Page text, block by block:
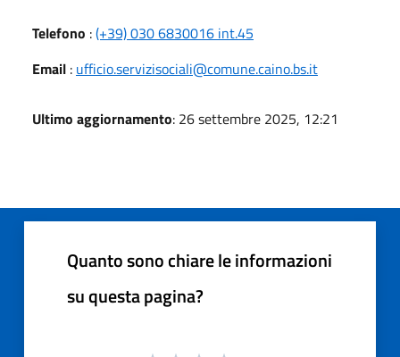
Telefono :(+39) 030 6830016 int.45
Email : ufficio.servizisociali@comune.caino.bs.it
Ultimo aggiornamento: 26 settembre 2025, 12:21
Quanto sono chiare le informazioni
su questa pagina?